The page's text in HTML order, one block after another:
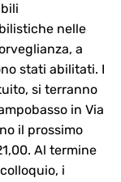
nelle
a
stati abilitati. I
si terranno
in Via
il prossimo
Al termine
i